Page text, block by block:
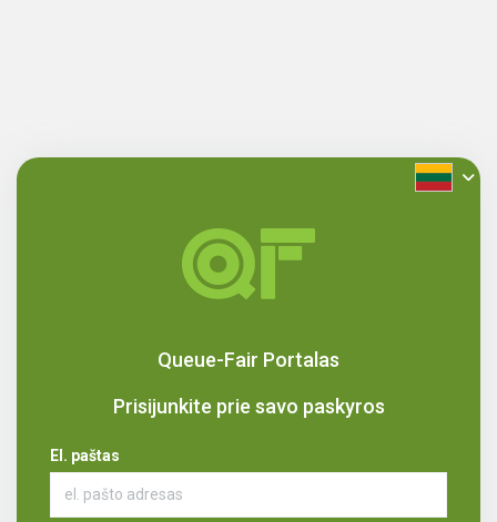
Queue-Fair Portalas
Prisijunkite prie savo paskyros
El. paštas